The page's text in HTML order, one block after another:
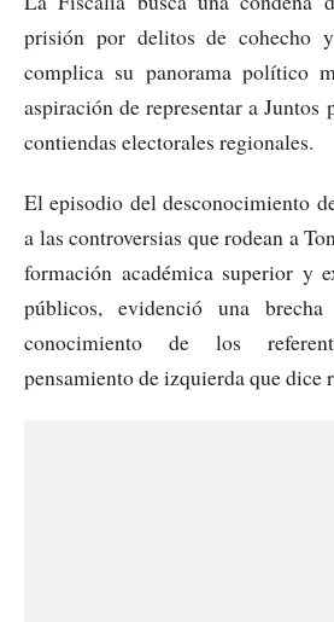
prisión por delitos de cohecho
complica su panorama político
aspiración de representar a Juntos
contiendas electorales regionales.
El episodio del desconocimiento
a las controversias que rodean a
formación académica superior y
públicos, evidenció una
conocimiento de los
pensamiento de izquierda que dice